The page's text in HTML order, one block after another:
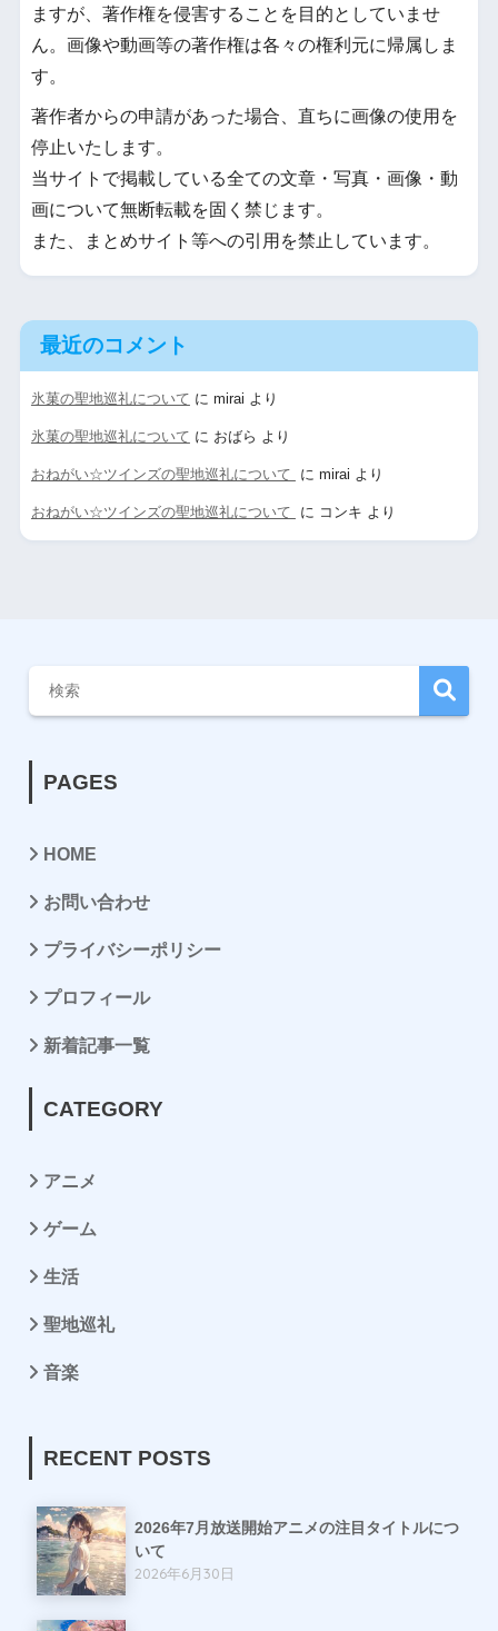
ますが、著作権を侵害することを目的としていませ
ん。画像や動画等の著作権は各々の権利元に帰属しま
す。
著作者からの申請があった場合、直ちに画像の使用を
停止いたします。
当サイトで掲載している全ての文章・写真・画像・動
画について無断転載を固く禁じます。
また、まとめサイト等への引用を禁止しています。
最近のコメント
氷菓の聖地巡礼について に mirai より
氷菓の聖地巡礼について に おばら より
おねがい☆ツインズの聖地巡礼について に mirai より
おねがい☆ツインズの聖地巡礼について に コンキ より
PAGES
HOME
お問い合わせ
プライバシーポリシー
プロフィール
新着記事一覧
CATEGORY
アニメ
ゲーム
生活
聖地巡礼
音楽
RECENT POSTS
2026年7月放送開始アニメの注目タイトルにつ
いて
2026年6月30日